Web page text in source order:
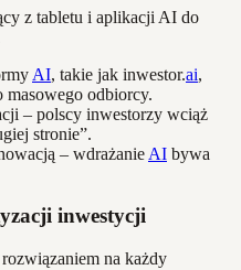
AI, takie jak inwestor.ai,
masowego odbiorcy.
– polscy inwestorzy wciąż
stronie”.
– wdrażanie AI bywa
inwestycji
na każdy